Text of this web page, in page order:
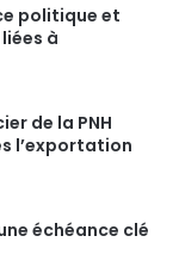
politique et
à
de la PNH
l’exportation
échéance clé